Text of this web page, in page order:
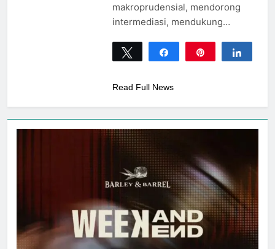
makroprudensial, mendorong
intermediasi, mendukung…
Tweet Share
Read Full News